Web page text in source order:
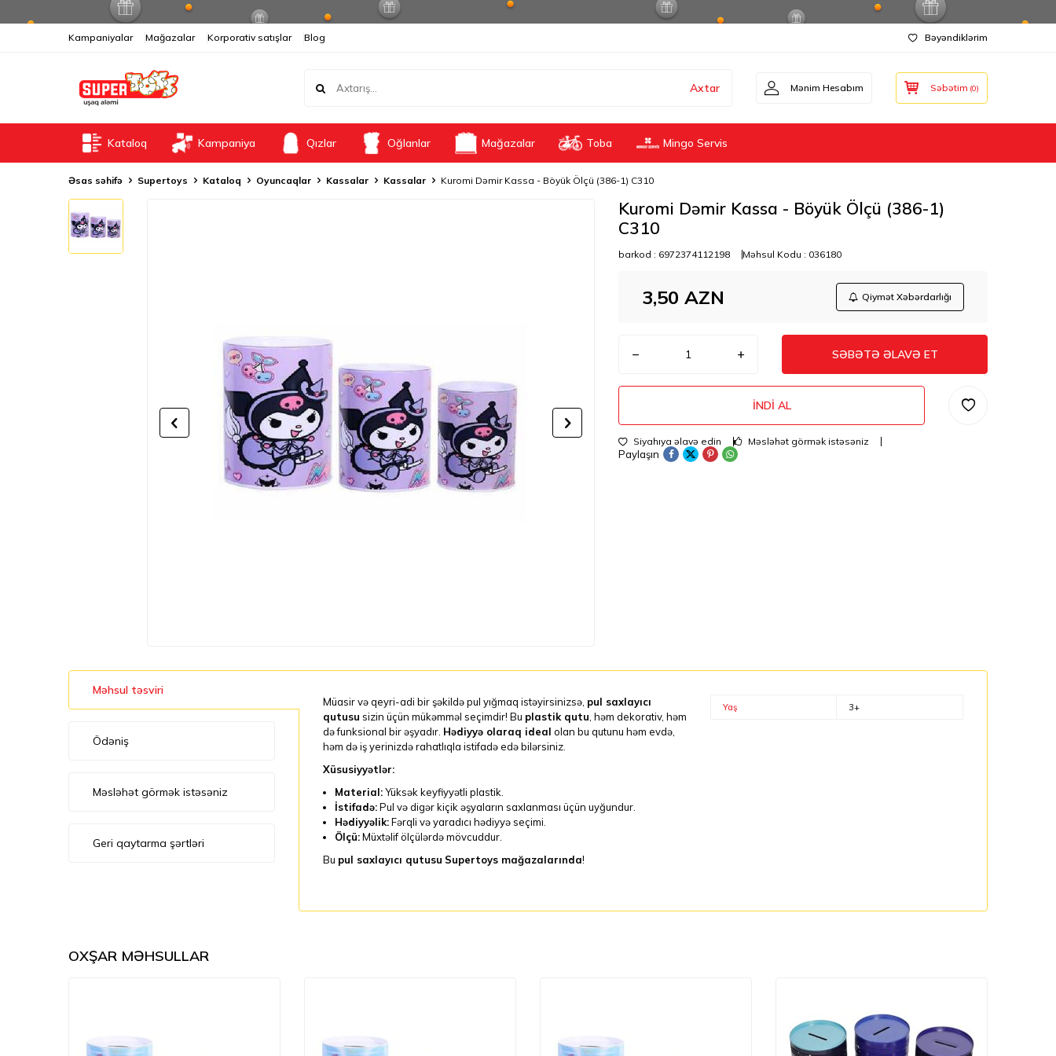
Kampaniyalar Mağazalar Korporativ satışlar Blog Bəyəndiklərim
Axtar Mənim Hesabım Səbətim (0)
Kataloq Kampaniya Qızlar Oğlanlar Mağazalar Toba Mingo Servis
Əsas səhifə Supertoys Kataloq Oyuncaqlar Kassalar Kassalar Kuromi Dəmir Kassa - Böyük Ölçü (386-1) C310
Kuromi Dəmir Kassa - Böyük Ölçü (386-1)
C310
barkod : 6972374112198 Məhsul Kodu : 036180
3,50 AZN Qiymət Xəbərdarlığı
SƏBƏTƏ ƏLAVƏ ET
İNDI AL
Siyahıya əlavə edin Məsləhət görmək istəsəniz
Paylaşın
Məhsul təsviri
Ödəniş
Məsləhət görmək istəsəniz
Geri qaytarma şərtləri
Müasir və qeyri-adi bir şəkildə pul yığmaq istəyirsinizsə, pul saxlayıcı
qutusu sizin üçün mükəmməl seçimdir! Bu plastik qutu , həm dekorativ, həm
də funksional bir əşyadır. Hədiyyə olaraq ideal olan bu qutunu həm evdə,
həm də iş yerinizdə rahatlıqla istifadə edə bilərsiniz.
Xüsusiyyətlər:
Material:Yüksək keyfiyyətli plastik.
İstifadə:Pul və digər kiçik əşyaların saxlanması üçün uyğundur.
Hədiyyəlik:Fərqli və yaradıcı hədiyyə seçimi.
Ölçü:Müxtəlif ölçülərdə mövcuddur.
Bu pul saxlayıcı qutusu Supertoys mağazalarında!
Yaş 3+
OXŞAR MƏHSULLAR